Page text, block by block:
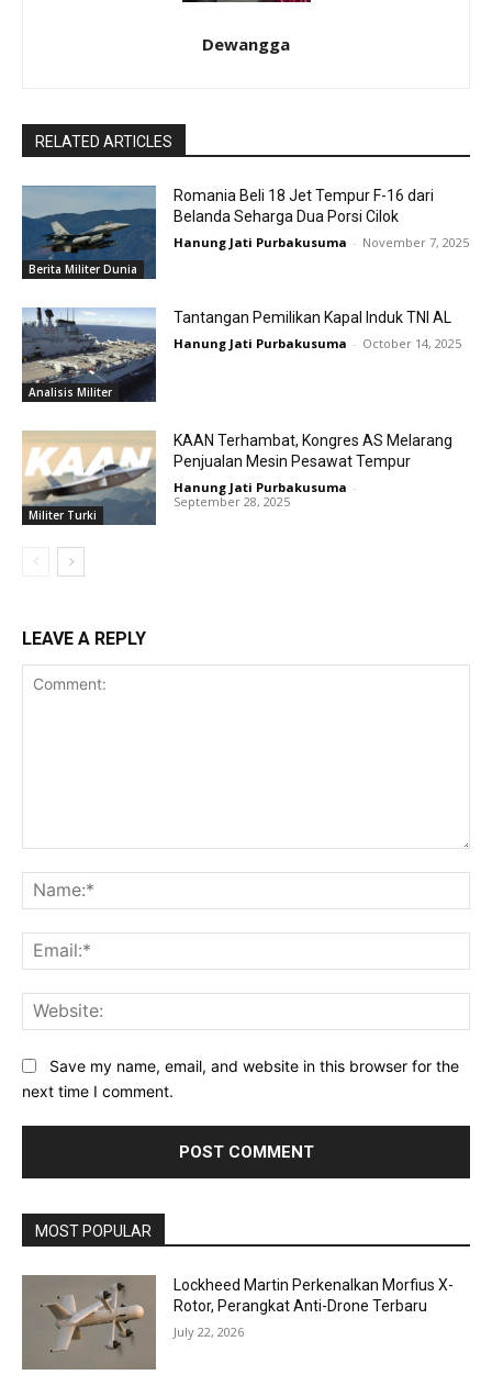
Dewangga
RELATED ARTICLES
Berita Militer Dunia
Romania Beli 18 Jet Tempur F-16 dari
Belanda Seharga Dua Porsi Cilok
Hanung Jati Purbakusuma - November 7, 2025
Analisis Militer
Tantangan Pemilikan Kapal Induk TNI AL
Hanung Jati Purbakusuma - October 14, 2025
Militer Turki
KAAN Terhambat, Kongres AS Melarang
Penjualan Mesin Pesawat Tempur
Hanung Jati Purbakusuma -
September 28, 2025
LEAVE A REPLY
Save my name, email, and website in this browser for the
next time I comment.
MOST POPULAR
Lockheed Martin Perkenalkan Morfius X-
Rotor, Perangkat Anti-Drone Terbaru
July 22, 2026